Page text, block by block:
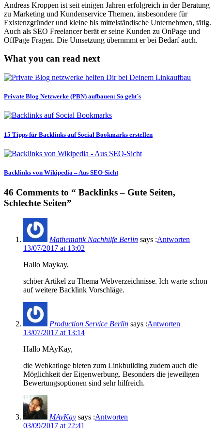
Andreas Kroppen ist seit einigen Jahren erfolgreich in der Beratung
zu Marketing und Kundenservice Themen, insbesondere für
Existenzgründer und kleine bis mittelständische Unternehmen, tätig.
Auch als SEO Freelancer berät er seine Kunden zu OnPage und
OffPage Fragen. Die Umsetzung übernmmt er bei Bedarf auch.
What you can read next
Private Blog Netzwerke (PBN) aufbauen: So geht´s
15 Tipps für Backlinks auf Social Bookmarks erstellen
Backlinks von Wikipedia – Aus SEO-Sicht
46 Comments to “ Backlinks – Gute Seiten,
Schlechte Seiten”
Mathematik Nachhilfe Berlin says :Antworten
13/07/2017 at 13:02
Hallo Maykay,
schöer Artikel zu Thema Webverzeichnisse. Ich warte schon
auf weitere Backlink Vorschläge.
Production Service Berlin says :Antworten
13/07/2017 at 13:14
Hallo MAyKay,
die Webkatloge bieten zum Linkbuilding zudem auch die
Möglichkeit der Eigenwerbung. Besonders die jeweiligen
Bewertungsoptionen sind sehr hilfreich.
MAyKay says :Antworten
03/09/2017 at 22:41